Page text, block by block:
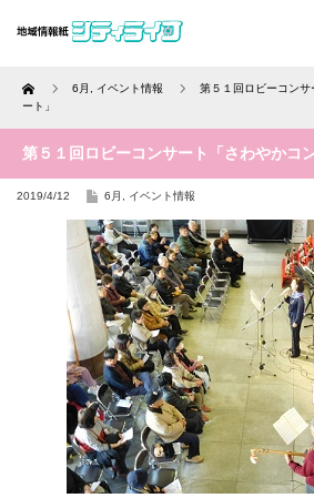
Home 6月 イベント情報
第５１回ロビーコン
ート」
第５１回ロビーコンサート「さわやかコン
2019/4/12 6月 イベント情報